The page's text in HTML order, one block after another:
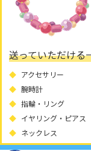
送っていただける
アクセサリー
腕時計
指輪・リング
イヤリング・ピアス
ネックレス